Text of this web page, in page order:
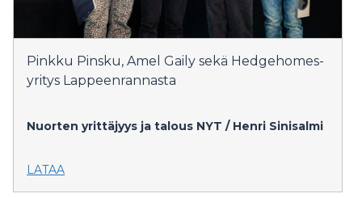
Pinkku Pinsku, Amel Gaily sekä Hedgehomes-
yritys Lappeenrannasta
Nuorten yrittäjyys ja talous NYT / Henri Sinisalmi
LATAA